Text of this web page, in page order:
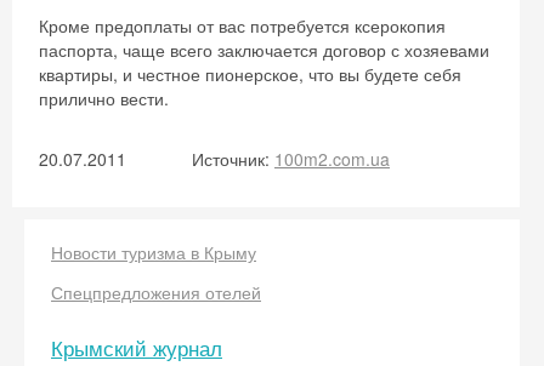
Кроме предоплаты от вас потребуется ксерокопия
паспорта, чаще всего заключается договор с хозяевами
квартиры, и честное пионерское, что вы будете себя
прилично вести.
20.07.2011 Источник: 100m2.com.ua
Новости туризма в Крыму
Спецпредложения отелей
Крымский журнал